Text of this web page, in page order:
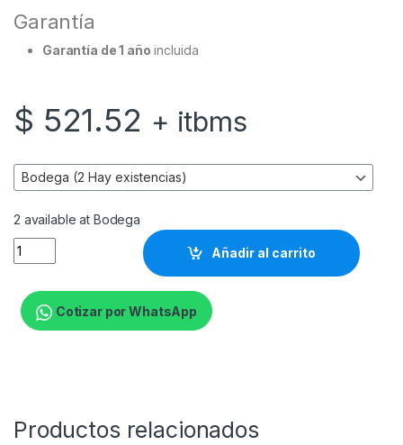
Garantía
Garantía de 1 año incluida
$ 521.52 + itbms
2 available at Bodega
Ubiquiti - Switch - Pro Max 24 Switch 24 puerto quantity
Añadir al carrito
Cotizar por WhatsApp
Productos relacionados